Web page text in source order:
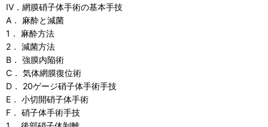
IV．網膜硝子体手術の基本手技
A． 麻酔と減菌
1． 麻酔方法
2． 減菌方法
B． 強膜内陥術
C． 気体網膜復位術
D． 20ゲージ硝子体手術手技
E． 小切開硝子体手術
F． 硝子体手術手技